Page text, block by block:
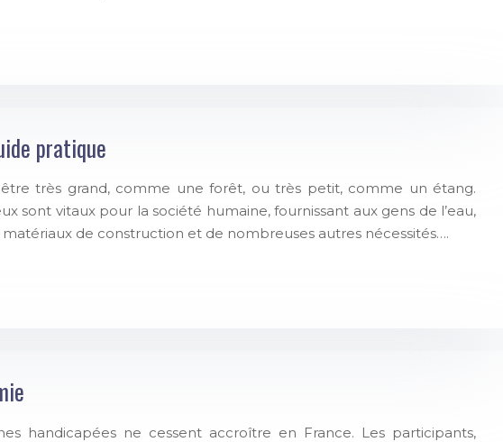
pratique
être très grand, comme une forêt, ou très petit, comme un étang.
sont vitaux pour la société humaine, fournissant aux gens de l’eau,
de construction et de nombreuses autres nécessités….
handicapées ne cessent accroître en France. Les participants,